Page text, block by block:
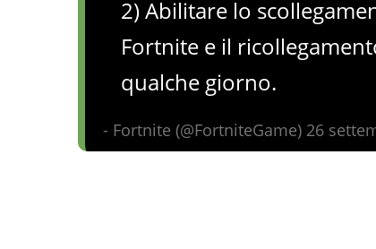
2) Abilitare lo
Fortnite e il
qualche giorno.
- Fortnite (@FortniteGame) 26